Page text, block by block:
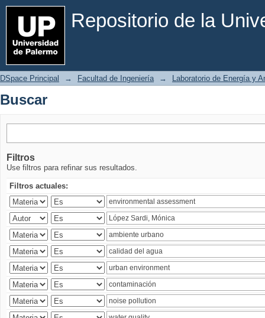
Repositorio de la
Buscar
DSpace Principal → Facultad de Ingeniería → Laboratorio de Energía y
Buscar
Filtros
Use filtros para refinar sus resultados.
Filtros actuales: